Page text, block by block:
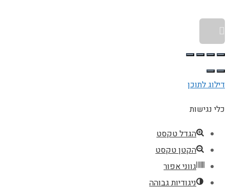
דילוג לתוכן
כלי נגישות
הגדל טקסט
הקטן טקסט
גווני אפור
ניגודיות גבוהה